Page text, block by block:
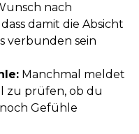
nach
damit die Absicht
verbunden sein
Manchmal meldet
zu prüfen, ob du
Gefühle